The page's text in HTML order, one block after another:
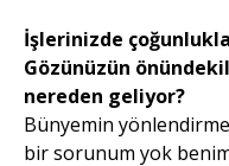
İşlerinizde
Gözünüzün
nereden geliyor?
Bünyemin
bir sorunum yok